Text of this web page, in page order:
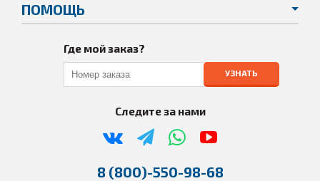
ПОМОЩЬ
Где мой заказ?
УЗНАТЬ
Следите за нами
8 (800)-550-98-68